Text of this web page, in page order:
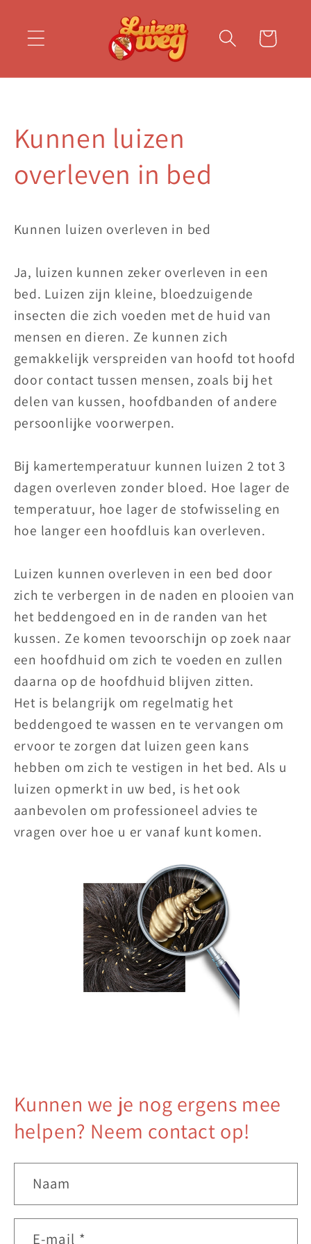
Winkelwagen
Kunnen luizen
overleven in bed
Kunnen luizen overleven in bed
Ja, luizen kunnen zeker overleven in een
bed. Luizen zijn kleine, bloedzuigende
insecten die zich voeden met de huid van
mensen en dieren. Ze kunnen zich
gemakkelijk verspreiden van hoofd tot hoofd
door contact tussen mensen, zoals bij het
delen van kussen, hoofdbanden of andere
persoonlijke voorwerpen.
Bij kamertemperatuur kunnen luizen 2 tot 3
dagen overleven zonder bloed. Hoe lager de
temperatuur, hoe lager de stofwisseling en
hoe langer een hoofdluis kan overleven.
Luizen kunnen overleven in een bed door
zich te verbergen in de naden en plooien van
het beddengoed en in de randen van het
kussen. Ze komen tevoorschijn op zoek naar
een hoofdhuid om zich te voeden en zullen
daarna op de hoofdhuid blijven zitten.
Het is belangrijk om regelmatig het
beddengoed te wassen en te vervangen om
ervoor te zorgen dat luizen geen kans
hebben om zich te vestigen in het bed. Als u
luizen opmerkt in uw bed, is het ook
aanbevolen om professioneel advies te
vragen over hoe u er vanaf kunt komen.
Kunnen we je nog ergens mee
helpen? Neem contact op!
Naam
E‑mail *